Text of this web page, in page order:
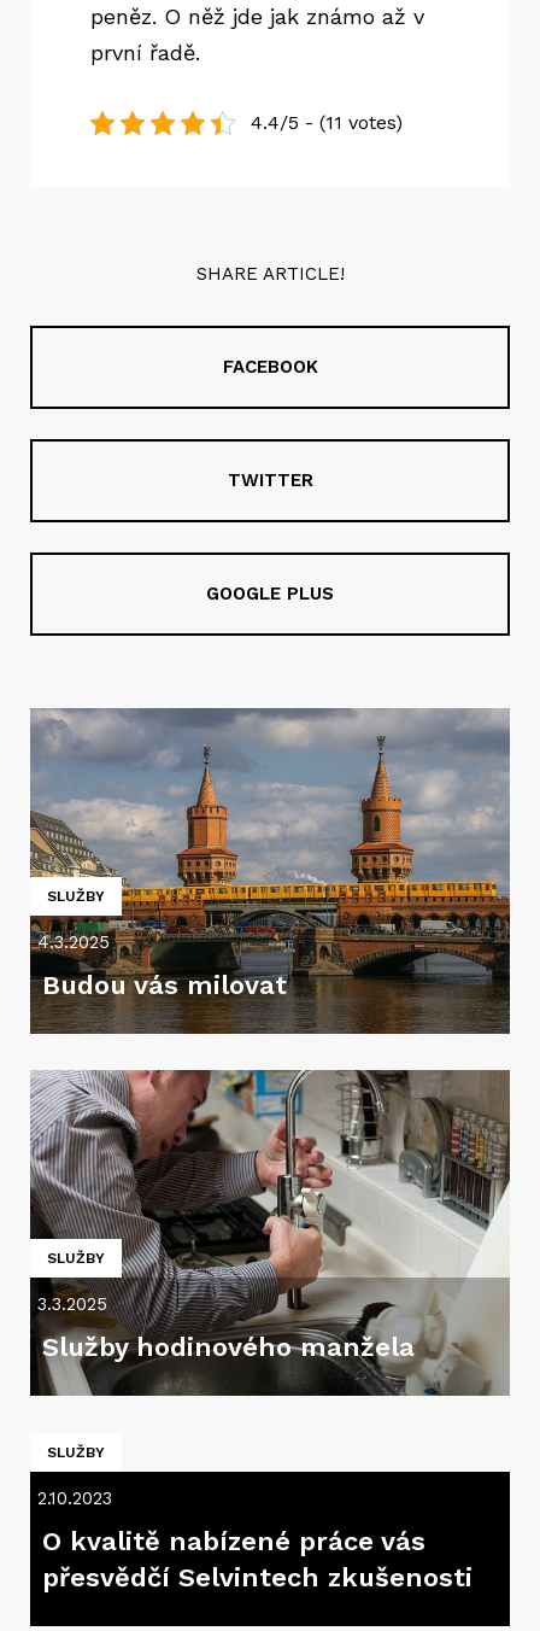
peněz. O něž jde jak známo až v
první řadě.
4.4/5 - (11 votes)
SHARE ARTICLE!
FACEBOOK
TWITTER
GOOGLE PLUS
SLUŽBY
4.3.2025
Budou vás milovat
SLUŽBY
3.3.2025
Služby hodinového manžela
SLUŽBY
2.10.2023
O kvalitě nabízené práce vás
přesvědčí Selvintech zkušenosti